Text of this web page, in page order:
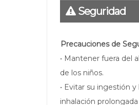
Seguridad
Precauciones de
• Mantener fuera del
de los niños.
• Evitar su ingestión y
inhalación